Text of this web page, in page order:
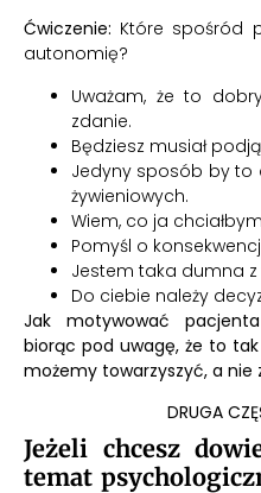
Ćwiczenie: Które spośród
autonomię?
Uważam, że to
zdanie.
Będziesz musiał
Jedyny sposób by to
żywieniowych.
Wiem, co ja
Pomyśl o
Jestem taka dumna
Do ciebie należy
Jak motywować
biorąc pod uwagę, że to
możemy towarzyszyć, a nie
DRUGA
Jeżeli chcesz
temat